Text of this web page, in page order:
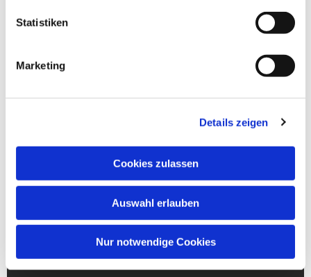
Statistiken
Marketing
Details zeigen
Cookies zulassen
Auswahl erlauben
Nur notwendige Cookies
Kirchengemeinde­­ St. Franziskus